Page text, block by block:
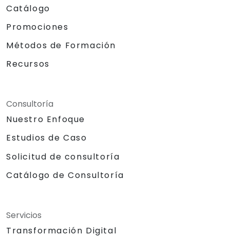
Catálogo
Promociones
Métodos de Formación
Recursos
Consultoría
Nuestro Enfoque
Estudios de Caso
Solicitud de consultoría
Catálogo de Consultoría
Servicios
Transformación Digital